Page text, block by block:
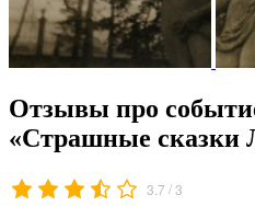
Отзывы про
«Страшные сказки
3.7 /3